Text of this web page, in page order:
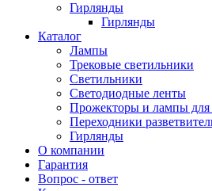
Гирлянды
Гирлянды
Каталог
Лампы
Трековые светильники
Светильники
Светодиодные ленты
Прожекторы и лампы для
Переходники
Гирлянды
О компании
Гарантия
Вопрос - ответ